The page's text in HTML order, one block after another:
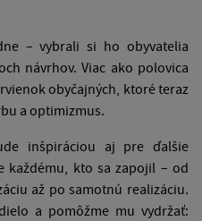
– vybrali si ho obyvatelia
návrhov. Viac ako polovica
obyčajných, ktoré teraz
a optimizmus.
inšpiráciou aj pre ďalšie
každému, kto sa zapojil – od
až po samotnú realizáciu.
a pomôžme mu vydržať: